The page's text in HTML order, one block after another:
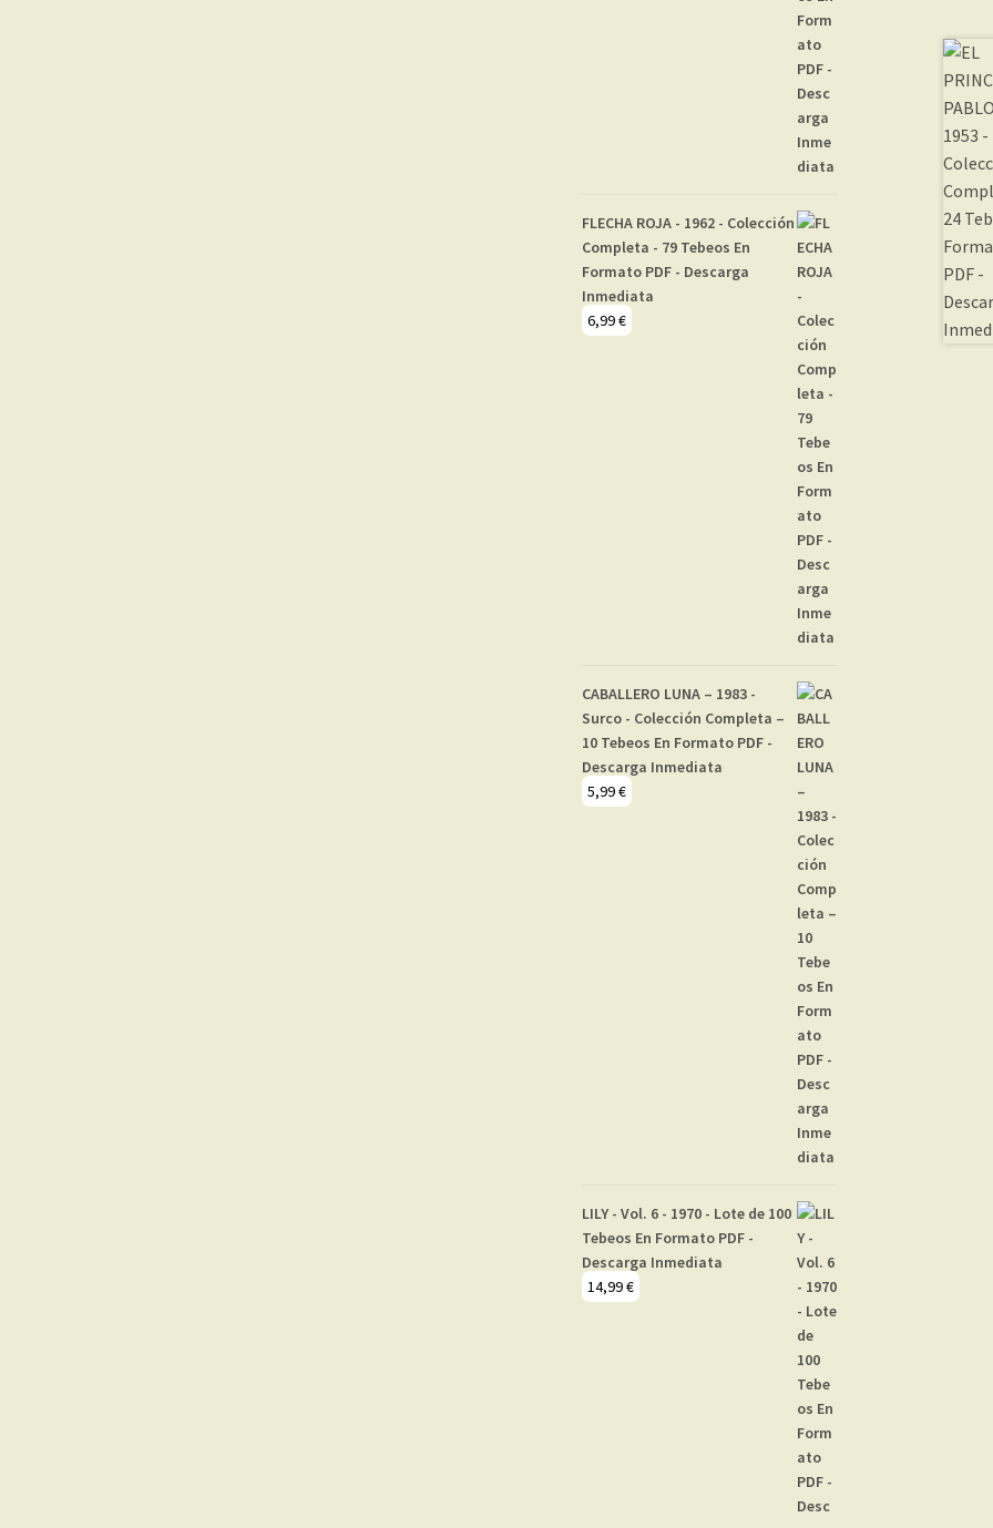
FLECHA ROJA - 1962 - Colección
Completa - 79 Tebeos En
Formato PDF - Descarga
Inmediata
6,99€
CABALLERO LUNA – 1983 -
Surco - Colección Completa –
10 Tebeos En Formato PDF -
Descarga Inmediata
5,99€
LILY - Vol. 6 - 1970 - Lote de 100
Tebeos En Formato PDF -
Descarga Inmediata
14,99€